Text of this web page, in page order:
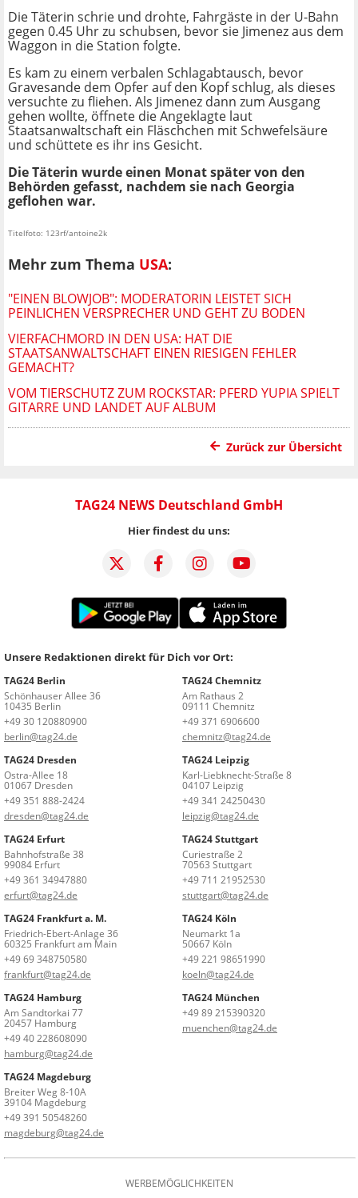
Die Täterin schrie und drohte, Fahrgäste in der U-Bahn
gegen 0.45 Uhr zu schubsen, bevor sie Jimenez aus dem
Waggon in die Station folgte.
Es kam zu einem verbalen Schlagabtausch, bevor
Gravesande dem Opfer auf den Kopf schlug, als dieses
versuchte zu fliehen. Als Jimenez dann zum Ausgang
gehen wollte, öffnete die Angeklagte laut
Staatsanwaltschaft ein Fläschchen mit Schwefelsäure
und schüttete es ihr ins Gesicht.
Die Täterin wurde einen Monat später von den
Behörden gefasst, nachdem sie nach Georgia
geflohen war.
Titelfoto: 123rf/antoine2k
Mehr zum Thema USA:
"EINEN BLOWJOB": MODERATORIN LEISTET SICH
PEINLICHEN VERSPRECHER UND GEHT ZU BODEN
VIERFACHMORD IN DEN USA: HAT DIE
STAATSANWALTSCHAFT EINEN RIESIGEN FEHLER
GEMACHT?
VOM TIERSCHUTZ ZUM ROCKSTAR: PFERD YUPIA SPIELT
GITARRE UND LANDET AUF ALBUM
Zurück zur Übersicht
TAG24 NEWS Deutschland GmbH
Hier findest du uns:
Unsere Redaktionen direkt für Dich vor Ort:
TAG24 Berlin
Schönhauser Allee 36
10435 Berlin
+49 30 120880900
berlin@tag24.de
TAG24 Chemnitz
Am Rathaus 2
09111 Chemnitz
+49 371 6906600
chemnitz@tag24.de
TAG24 Dresden
Ostra-Allee 18
01067 Dresden
+49 351 888-2424
dresden@tag24.de
TAG24 Leipzig
Karl-Liebknecht-Straße 8
04107 Leipzig
+49 341 24250430
leipzig@tag24.de
TAG24 Erfurt
Bahnhofstraße 38
99084 Erfurt
+49 361 34947880
erfurt@tag24.de
TAG24 Stuttgart
Curiestraße 2
70563 Stuttgart
+49 711 21952530
stuttgart@tag24.de
TAG24 Frankfurt a. M.
Friedrich-Ebert-Anlage 36
60325 Frankfurt am Main
+49 69 348750580
frankfurt@tag24.de
TAG24 Köln
Neumarkt 1a
50667 Köln
+49 221 98651990
koeln@tag24.de
TAG24 Hamburg
Am Sandtorkai 77
20457 Hamburg
+49 40 228608090
hamburg@tag24.de
TAG24 München
+49 89 215390320
muenchen@tag24.de
TAG24 Magdeburg
Breiter Weg 8-10A
39104 Magdeburg
+49 391 50548260
magdeburg@tag24.de
WERBEMÖGLICHKEITEN